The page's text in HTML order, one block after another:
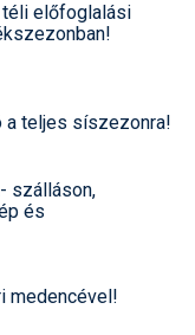
téli előfoglalási
a teljes síszezonra!
szálláson,
és
medencével!